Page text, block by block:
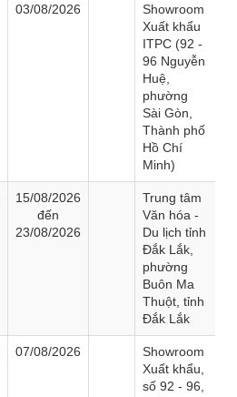
03/08/2026
Showroom
Xuất khẩu
ITPC (92 -
96 Nguyễn
Huệ,
phường
Sài Gòn,
Thành phố
Hồ Chí
Minh)
15/08/2026
đến
23/08/2026
Trung tâm
Văn hóa -
Du lịch tỉnh
Đắk Lắk,
phường
Buôn Ma
Thuột, tỉnh
Đắk Lắk
07/08/2026
Showroom
Xuất khẩu,
số 92 - 96,